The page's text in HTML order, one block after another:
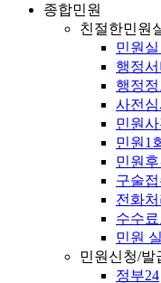
종합민원
친절한민원
민원실
행정
행정
사전
민원
민원1
민원
구술
전화
수수
민원
민원신청/발
정부24